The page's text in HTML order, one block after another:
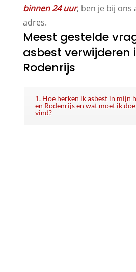
binnen 24 uur, ben je bij ons
adres.
Meest gestelde
asbest verwijderen
Rodenrijs
1. Hoe herken ik asbest in mijn
en Rodenrijs en wat moet ik
vind?